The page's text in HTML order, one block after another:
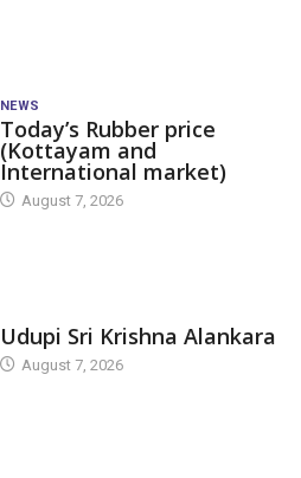
NEWS
Today’s Rubber price
(Kottayam and
International market)
August 7, 2026
Udupi Sri Krishna Alankara
August 7, 2026